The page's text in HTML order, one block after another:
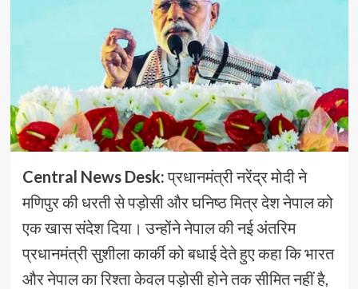
Central News Desk:प्रधानमंत्री नरेंद्र मोदी ने
मणिपुर की धरती से पड़ोसी और घनिष्ठ मित्र देश नेपाल को
एक खास संदेश दिया। उन्होंने नेपाल की नई अंतरिम
प्रधानमंत्री सुशीला कार्की को बधाई देते हुए कहा कि भारत
और नेपाल का रिश्ता केवल पड़ोसी होने तक सीमित नहीं है,